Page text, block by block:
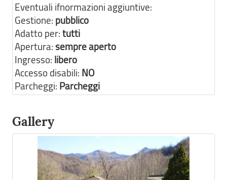
Eventuali ifnormazioni aggiuntive:
Gestione: pubblico
Adatto per:tutti
Apertura:sempre aperto
Ingresso: libero
Accesso disabili: NO
Parcheggi: Parcheggi
Gallery